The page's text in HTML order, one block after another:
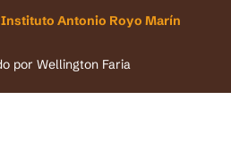
Instituto Antonio Royo Marín
por Wellington Faria